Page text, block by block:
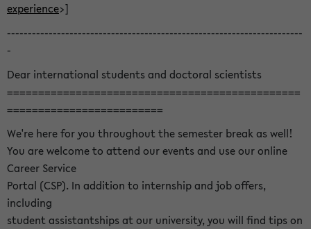
experience>]
-----------------------------------------------------------------------
-
Dear international students and doctoral scientists
===============================================
=========================
We're here for you throughout the semester break as well!
You are welcome to attend our events and use our online
Career Service
Portal (CSP). In addition to internship and job offers,
including
student assistantships at our university, you will find tips on